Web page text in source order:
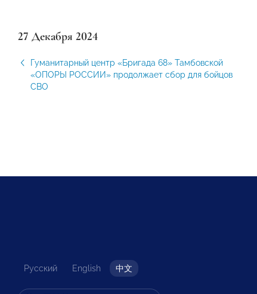
27 Декабря 2024
Гуманитарный центр «Бригада 68» Тамбовской
«ОПОРЫ РОССИИ» продолжает сбор для бойцов
СВО
Русский English 中文